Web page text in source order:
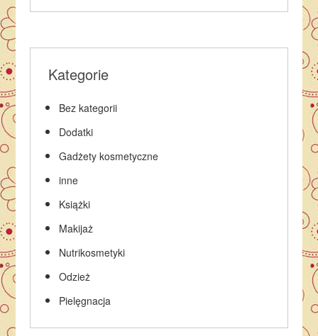
Kategorie
Bez kategorii
Dodatki
Gadżety kosmetyczne
inne
Książki
Makijaż
Nutrikosmetyki
Odzież
Pielęgnacja